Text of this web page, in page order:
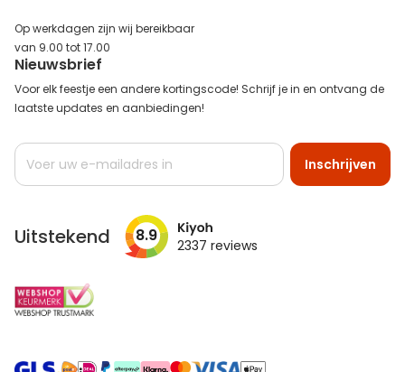
Op werkdagen zijn wij bereikbaar
van 9.00 tot 17.00
Nieuwsbrief
Voor elk feestje een andere kortingscode! Schrijf je in en ontvang de
laatste updates en aanbiedingen!
Abonneer
op
Inschrijven
Uitstekend 8.9 2337 reviews